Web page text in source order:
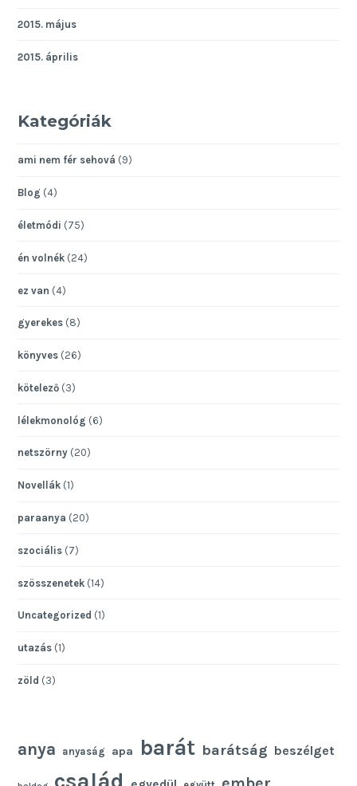
2015. május
2015. április
Kategóriák
ami nem fér sehová (9)
Blog (4)
életmódi (75)
én volnék (24)
ez van (4)
gyerekes (8)
könyves (26)
kötelező (3)
lélekmonológ (6)
netszörny (20)
Novellák (1)
paraanya (20)
szociális (7)
szösszenetek (14)
Uncategorized (1)
utazás (1)
zöld (3)
anya anyaság apa barát barátság beszélget
család